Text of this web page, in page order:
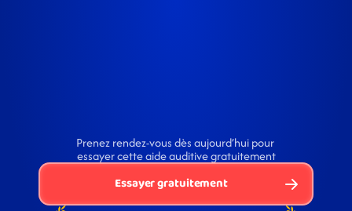
Prenez rendez-vous dès aujourd’hui pour
essayer cette aide auditive gratuitement
Essayer gratuitement